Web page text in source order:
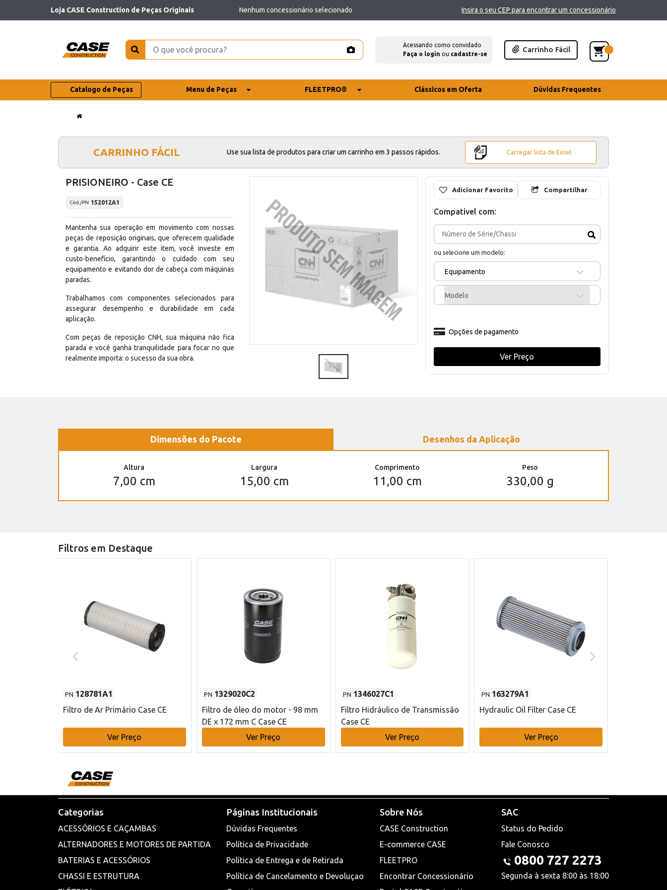
Loja CASE Construction de Peças Originais Nenhum concessionário selecionado Insira o seu CEP para encontrar um concessionário
Acessando como convidado
Faça o login ou cadastre-se
Carrinho Fácil
Catalogo de Peças Menu de Peças FLEETPRO® Clássicos em Oferta Dúvidas Frequentes
CARRINHO FÁCIL Use sua lista de produtos para criar um carrinho em 3 passos rápidos. Carregar lista de Excel
PRISIONEIRO - Case CE
Cód./PN 152012A1
Mantenha sua operação em movimento com nossas
peças de reposição originais, que oferecem qualidade
e garantia. Ao adquirir este item, você investe em
custo-benefício, garantindo o cuidado com seu
equipamento e evitando dor de cabeça com máquinas
paradas.
Trabalhamos com componentes selecionados para
assegurar desempenho e durabilidade em cada
aplicação.
Com peças de reposição CNH, sua máquina não fica
parada e você ganha tranquilidade para focar no que
realmente importa: o sucesso da sua obra.
Adicionar Favorito Compartilhar
Compativel com:
ou selecione um modelo:
Equipamento
Modelo
Opções de pagamento
Ver Preço
Dimensões do Pacote Desenhos da Aplicação
Altura
7,00 cm
Largura
15,00 cm
Comprimento
11,00 cm
Peso
330,00 g
Filtros em Destaque
PN 128781A1
Filtro de Ar Primário Case CE
Ver Preço
PN 1329020C2
Filtro de óleo do motor - 98 mm
DE x 172 mm C Case CE
Ver Preço
PN 1346027C1
Filtro Hidráulico de Transmissão
Case CE
Ver Preço
PN 163279A1
Hydraulic Oil Filter Case CE
Ver Preço
Categorias
ACESSÓRIOS E CAÇAMBAS
ALTERNADORES E MOTORES DE PARTIDA
BATERIAS E ACESSÓRIOS
CHASSI E ESTRUTURA
Páginas Institucionais
Dúvidas Frequentes
Política de Privacidade
Política de Entrega e de Retirada
Política de Cancelamento e Devoluçao
Sobre Nós
CASE Construction
E-commerce CASE
FLEETPRO
Encontrar Concessionário
SAC
Status do Pedido
Fale Conosco
0800 727 2273
Segunda à sexta 8:00 às 18:00